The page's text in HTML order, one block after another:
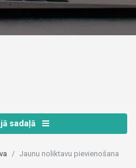
sadaļā
Jaunu noliktavu pievienošana